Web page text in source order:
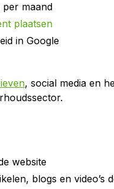
maand
plaatsen
in Google
, social media en
website
blogs en video’s